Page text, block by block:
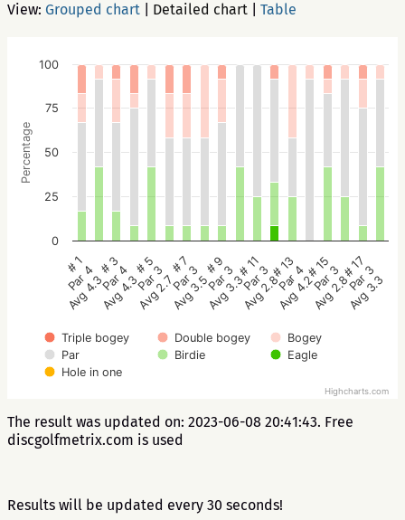
View: Grouped chart Detailed chart Table
Percentage
Triple bogey Double bogey
Bogey
Par
Birdie
Eagle
Hole in one
# 1
Par 4
Avg 4.3
# 3
Par 4
Avg 4.3
# 5
Par 3
Avg 2.7
# 7
Par 3
Avg 3.5
# 9
Par 3
Avg 3.3
# 11
Par 3
Avg 2.8
# 13
Par 4
Avg 4.2
# 15
Par 3
Avg 2.8
# 17
Par 3
Avg 3.3
0
25
50
75
100
Highcharts.com
The result was updated on: 2023-06-08 20:41:43. Free
discgolfmetrix.com is used
Results will be updated every 30 seconds!